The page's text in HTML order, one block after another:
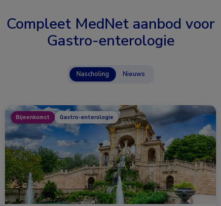
Compleet MedNet aanbod voor
Gastro-enterologie
Nascholing Nieuws
Bijeenkomst Gastro-enterologie